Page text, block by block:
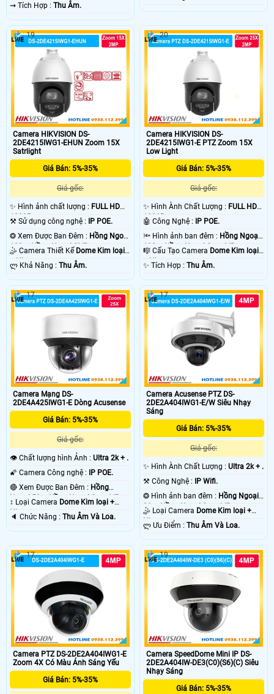
️⇝ Tích Hợp : Thu Âm.
Camera HIKVISION DS-
2DE4215IWG1-EHUN Zoom 15X
Satrlight
Giá Bán: 5%-35%
Giá gốc:
✨ Hình ảnh chất lượng : FULL HD
1080P .
⚒ Sử dụng công nghệ : IP POE.
❂ Xem Được Ban Đêm : Hồng Ngoại
100m Hồng Ngoại SMD.
🤹 Camera Thiết Kế Dome Kim loại
+ Nhựa.
️ლ Khả Năng : Thu Âm.
19
Camera HIKVISION DS-
2DE4215IWG1-E PTZ Zoom 15X
Low Light
Giá Bán: 5%-35%
Giá gốc:
✨ Hình Ành Chất Lượng : FULL HD
1080P .
🤖️ Công Nghệ : IP POE.
🔦 Hình ảnh ban đêm : Hồng Ngoại
100m Hồng Ngoại Smart IR.
🎼️ Cấu Tạo Camera Dome Kim loại
+ Nhựa.
️✨ Tích Hợp :Thu Âm.
20
Camera Mạng DS-
2DE4A425IWG1-E Dòng Acusense
Giá Bán: 5%-35%
Giá gốc:
👁 Chất lượng hình Ảnh : Ultra 2k + .
🌠 Camera Công nghệ :
IP POE.
🔴 Xem Được Ban Đêm : Hồng
Ngoại 50m Hồng Ngoại Smart IR.
↕️ Loại Camera Dome Kim loại +
Nhựa.
️🔈 Chức Năng : Thu Âm Và Loa.
17
Camera Acusense PTZ DS-
2DE2A404IWG1-E/W Siêu Nhạy
Sáng
Giá Bán: 5%-35%
Giá gốc:
✨ Hình Ành Chất Lượng :Ultra 2k + .
⚒ Công Nghệ :
IP Wifi.
❂ Hình ảnh ban đêm : Hồng Ngoại
20m Hồng Ngoại Smart IR.
🤹 Loại Camera Dome Kim loại +
Nhựa.
️ლ Ưu Điểm :Thu Âm Và Loa.
17
Camera PTZ DS-2DE2A404IWG1-E
Zoom 4X Có Màu Ánh Sáng Yếu
Giá Bán: 5%-35%
17
Camera SpeedDome Mini IP DS-
2DE2A404IW-DE3(C0)(S6)(C) Siêu
Nhạy Sáng
Giá Bán: 5%-35%
19